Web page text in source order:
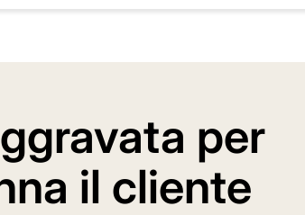
per
il cliente